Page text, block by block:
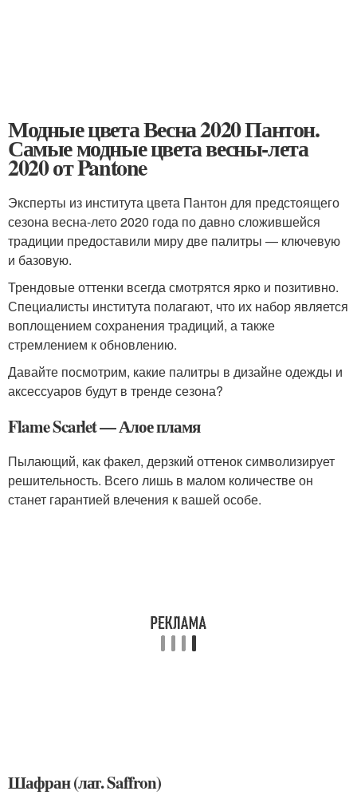
Модные цвета Весна 2020 Пантон.
Самые модные цвета весны-лета
2020 от Pantone
Эксперты из института цвета Пантон для предстоящего
сезона весна-лето 2020 года по давно сложившейся
традиции предоставили миру две палитры — ключевую
и базовую.
Трендовые оттенки всегда смотрятся ярко и позитивно.
Специалисты института полагают, что их набор является
воплощением сохранения традиций, а также
стремлением к обновлению.
Давайте посмотрим, какие палитры в дизайне одежды и
аксессуаров будут в тренде сезона?
Flame Scarlet — Алое пламя
Пылающий, как факел, дерзкий оттенок символизирует
решительность. Всего лишь в малом количестве он
станет гарантией влечения к вашей особе.
Шафран (лат. Saffron)